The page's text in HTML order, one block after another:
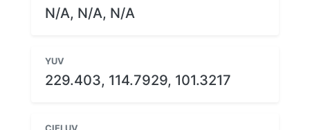
N/A, N/A, N/A
YUV
229.403, 114.7929, 101.3217
CIELUV